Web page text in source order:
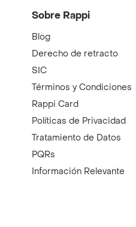
Sobre Rappi
Blog
Derecho de retracto
SIC
Términos y Condiciones
Rappi Card
Políticas de Privacidad
Tratamiento de Datos
PQRs
Información Relevante